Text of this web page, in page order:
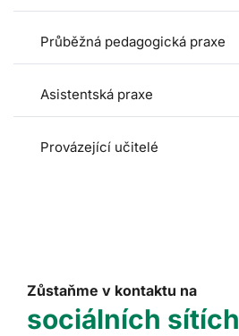
Průběžná pedagogická praxe
Asistentská praxe
Provázející učitelé
Zůstaňme v kontaktu na
sociálních sítích